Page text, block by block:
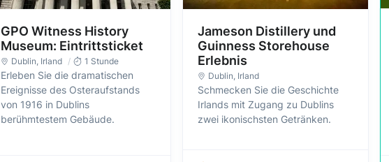
GPO Witness History
Museum: Eintrittsticket
Dublin, Irland 1 Stunde
Erleben Sie die dramatischen
Ereignisse des Osteraufstands
von 1916 in Dublins
berühmtestem Gebäude.
Jameson Distillery und
Guinness Storehouse
Erlebnis
Dublin, Irland
Schmecken Sie die Geschichte
Irlands mit Zugang zu Dublins
zwei ikonischsten Getränken.